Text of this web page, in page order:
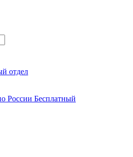
отдел
России Бесплатный